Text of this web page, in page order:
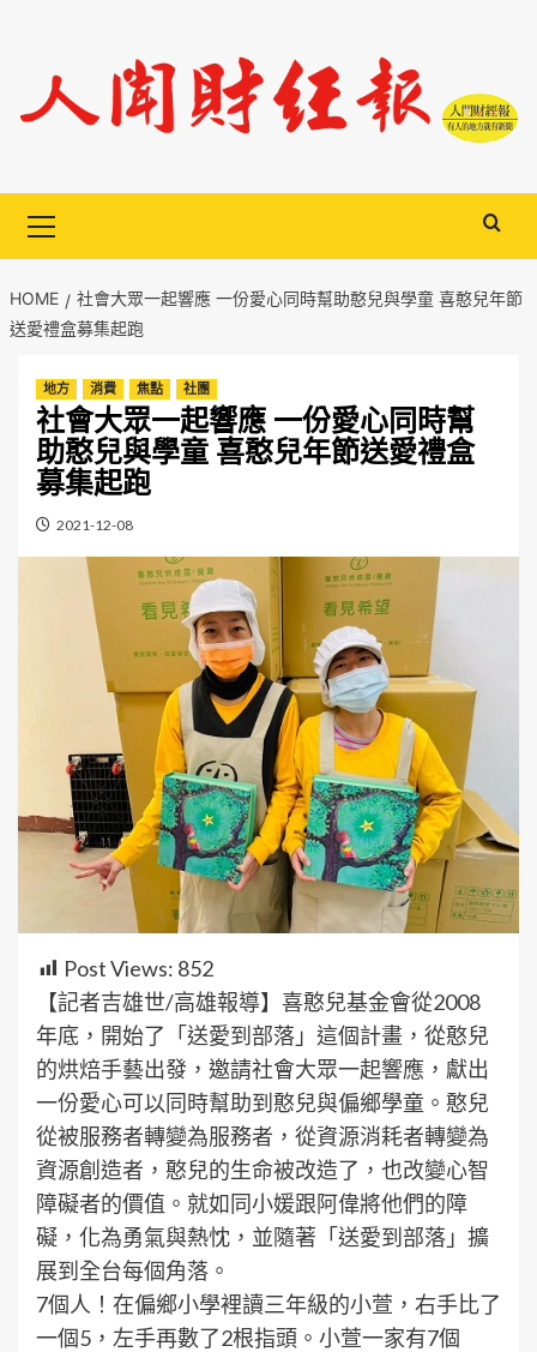
content
Menu
HOME
社會大眾一起響應 一份愛心同時幫助憨兒與學童 喜憨兒年節
送愛禮盒募集起跑
地方 消費 焦點 社團
社會大眾一起響應 一份愛心同時幫
助憨兒與學童 喜憨兒年節送愛禮盒
募集起跑
2021-12-08
Post Views: 852
【記者吉雄世/高雄報導】喜憨兒基金會從2008
年底，開始了「送愛到部落」這個計畫，從憨兒
的烘焙手藝出發，邀請社會大眾一起響應，獻出
一份愛心可以同時幫助到憨兒與偏鄉學童。憨兒
從被服務者轉變為服務者，從資源消耗者轉變為
資源創造者，憨兒的生命被改造了，也改變心智
障礙者的價值。就如同小媛跟阿偉將他們的障
礙，化為勇氣與熱忱，並隨著「送愛到部落」擴
展到全台每個角落。
7個人！在偏鄉小學裡讀三年級的小萱，右手比了
一個5，左手再數了2根指頭。小萱一家有7個